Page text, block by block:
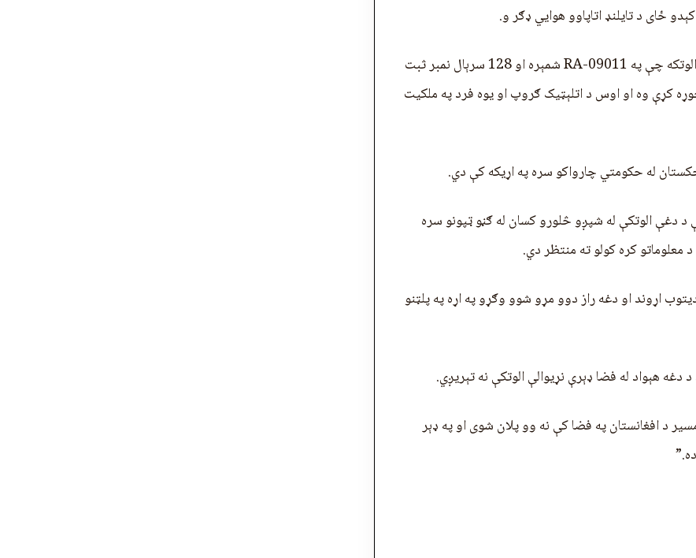
ځای د تایلنډ اتاپاوو هوايي ډګر و.
دغې ادارې ویلي چې دغه فالکون ۱۰ ډوله دوه ماشینه الوتکه چې په RA-09011 شمېره او 128 سرېال نمبر ثبت
جوړه کړې وه او اوس د اتلېټيک ګروپ او یوه فرد په ملکيت
له حکومتي چارواکو سره په اړیکه کې دي.
دغې الوتکې له شپږو څلورو کسان له ګڼو ټپونو سره
کره کولو ته منتظر دي.
اړوند او دغه راز دوو مړو شوو وګړو په اړه په پلټنو
هېواد له فضا ډېرې نړیوالې الوتکې نه تېریږي.
د افغانستان په فضا کې نه وو پلان شوی او په ډېر